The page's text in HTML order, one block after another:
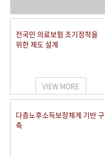
사진 아카이브 문서 기록물
50+1 주년 기념
세계와 함께 한 KIHASA
VR 역사관
전국민 의료보험 조기정착을
위한 제도 설계
VIEW MORE
다층노후소득보장체계 기반 구
축